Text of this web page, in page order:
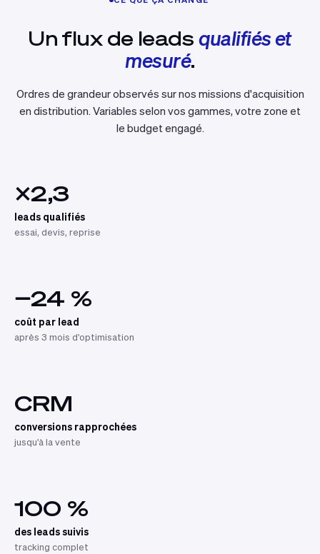
Un flux de leads qualifiés et
mesuré.
Ordres de grandeur observés sur nos missions d'acquisition
en distribution. Variables selon vos gammes, votre zone et
le budget engagé.
×2,3
leads qualifiés
essai, devis, reprise
−24 %
coût par lead
après 3 mois d'optimisation
CRM
conversions rapprochées
jusqu'à la vente
100 %
des leads suivis
tracking complet